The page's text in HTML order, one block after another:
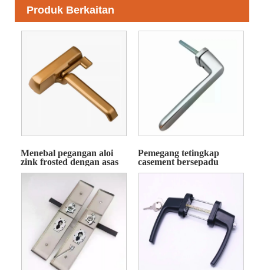
Produk Berkaitan
Menebal pegangan aloi
zink frosted dengan asas
Pemegang tetingkap
casement bersepadu
aluminium tanpa